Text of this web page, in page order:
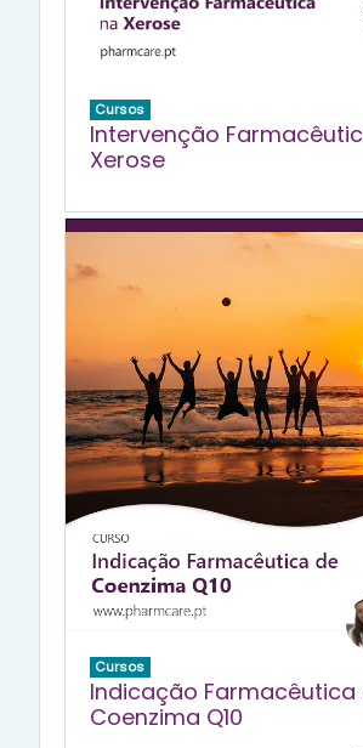
Cursos
Intervenção
Xerose
Cursos
Indicação Farmacêutica
Coenzima Q10